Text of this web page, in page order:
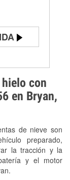
con
en Bryan,
de nieve son
preparado,
la tracción y la
y el motor